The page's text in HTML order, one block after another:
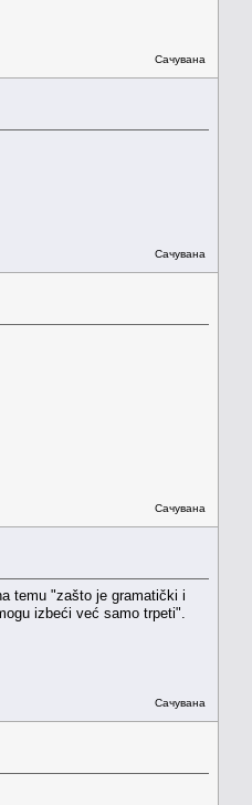
Сачувана
Сачувана
Сачувана
temu "zašto je gramatički i
izbeći već samo trpeti".
Сачувана